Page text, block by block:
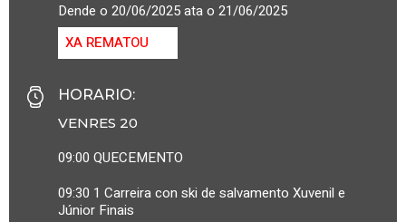
Dende o 20/06/2025 ata o 21/06/2025
XA REMATOU
HORARIO:
VENRES 20
09:00 QUECEMENTO
09:30 1 Carreira con ski de salvamento Xuvenil e
Júnior Finais